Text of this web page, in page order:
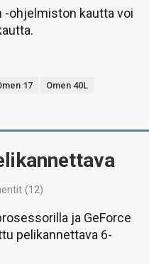
-ohjelmiston kautta voi
17
Omen 40L
(12)
ja GeForce
pelikannettava 6-